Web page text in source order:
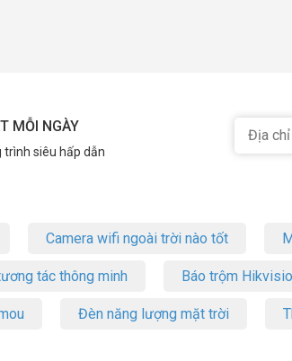
MỖI NGÀY
siêu hấp dẫn
Camera wifi ngoài trời nào tốt
tác thông minh Báo trộm
Đèn năng lượng mặt trời